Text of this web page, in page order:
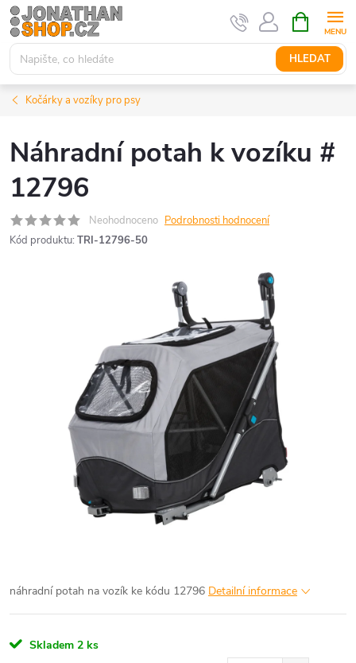
Přejít
na
obsah
HLEDAT
NÁKUPNÍ
KOŠÍK
Kočárky a vozíky pro psy
Náhradní potah k vozíku #
12796
Neohodnoceno Podrobnosti hodnocení
Kód produktu: TRI-12796-50
náhradní potah na vozík ke kódu 12796 Detailní informace
Skladem 2 ks